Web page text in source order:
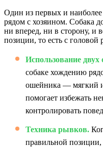
Один из первых и
рядом с хозяином. Собака
ни вперед, ни в сторону, и
позиции, то есть с
Использование
собаке хождению
ошейника — мягкий
помогает избежать
контролировать
Техника рывков.
правильной позиции,